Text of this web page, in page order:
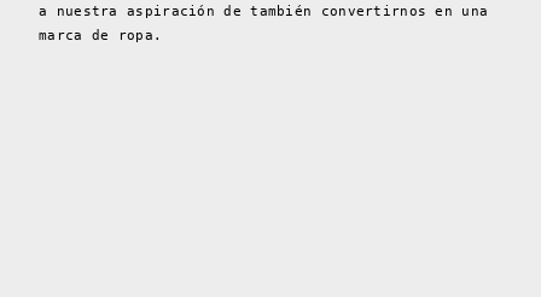
a nuestra aspiración de también convertirnos en una
marca de ropa.